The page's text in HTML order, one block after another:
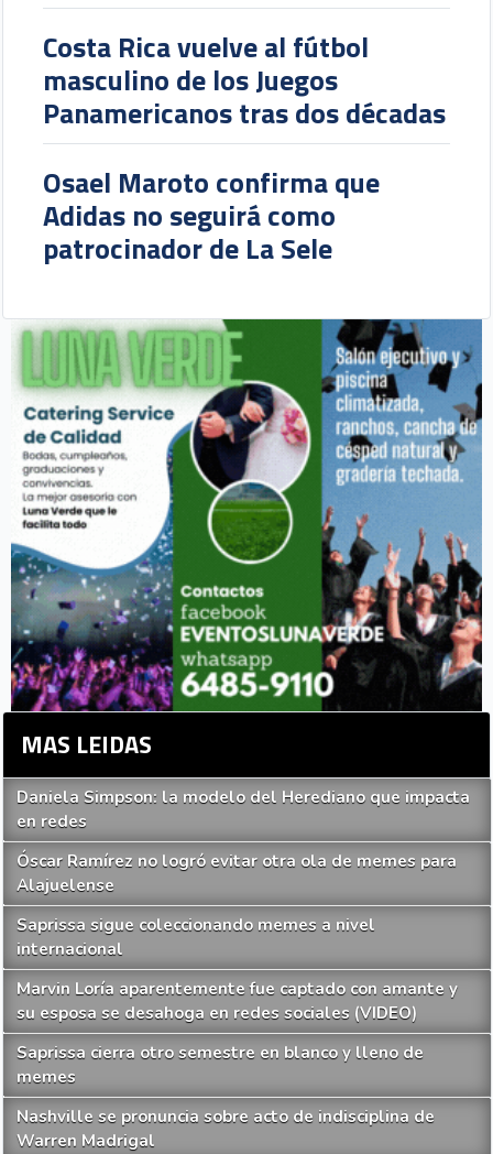
Costa Rica vuelve al fútbol
masculino de los Juegos
Panamericanos tras dos décadas
Osael Maroto confirma que
Adidas no seguirá como
patrocinador de La Sele
MAS LEIDAS
Daniela Simpson: la modelo del Herediano que impacta
en redes
Óscar Ramírez no logró evitar otra ola de memes para
Alajuelense
Saprissa sigue coleccionando memes a nivel
internacional
Marvin Loría aparentemente fue captado con amante y
su esposa se desahoga en redes sociales (VIDEO)
Saprissa cierra otro semestre en blanco y lleno de
memes
Nashville se pronuncia sobre acto de indisciplina de
Warren Madrigal